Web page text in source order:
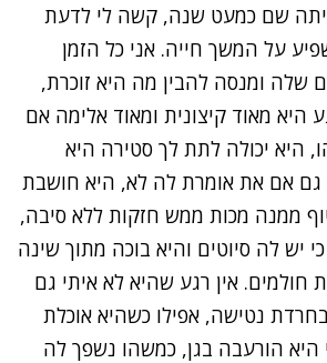
שם כמעט שנה, קשה לי לדעת
על המשך חייה. אני כל הזמן
ומנסה להבין מה היא זוכרת,
היא מאוד קיצונית ומאוד אלימה אם
היא יכולה לתת לך סטירה היא
אם את אומרת לה לא, היא חושבת
ממנה מכות ממש חזקות ללא סיבה,
יש לה סיוטים והיא בוכה מתוך שינה
חולמים. אין רגע שהיא לא איתי גם
נטישה, אפילו כשהיא אוכלת
היא הורעבה בגן, כמשהו נשפך לה